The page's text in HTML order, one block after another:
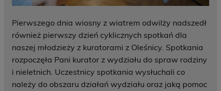
Pierwszego dnia wiosny z wiatrem odwilży nadszedł
również pierwszy dzień cyklicznych spotkań dla
naszej młodzieży z kuratorami z Oleśnicy. Spotkania
rozpoczęła Pani kurator z wydziału do spraw rodziny
i nieletnich. Uczestnicy spotkania wysłuchali co
należy do obszaru działań wydziału oraz jaką pomoc